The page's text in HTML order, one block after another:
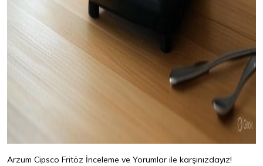
Arzum Cipsco Fritöz İnceleme ve Yorumlar ile karşınızdayız!